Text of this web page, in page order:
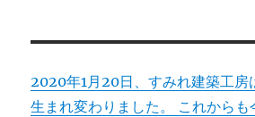
2020年1月20日、すみれ建築工房
生まれ変わりました。 これからも